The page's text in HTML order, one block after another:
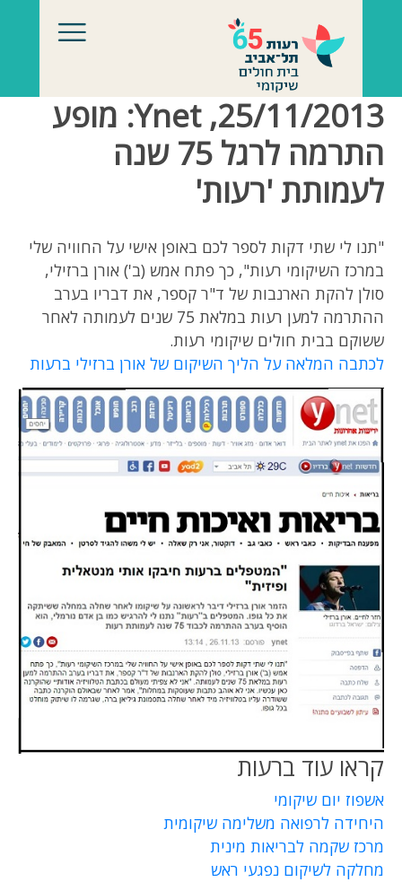
25/11/2013, Ynet: מופע
התרמה לרגל 75 שנה
לעמותת 'רעות'
"תנו לי שתי דקות לספר לכם באופן אישי על החוויה שלי
במרכז השיקומי רעות", כך פתח אמש (ב') אורן ברזילי,
סולן להקת הארנבות של ד"ר קספר, את דבריו בערב
ההתרמה למען רעות במלאת 75 שנים לעמותה לאחר
ששוקם בבית חולים שיקומי רעות.
לכתבה המלאה על הליך השיקום של אורן ברזילי ברעות
קראו עוד ברעות
אשפוז יום שיקומי
היחידה לרפואה משלימה שיקומית
מרכז שקמה לבריאות מינית
מחלקה לשיקום נפגעי ראש